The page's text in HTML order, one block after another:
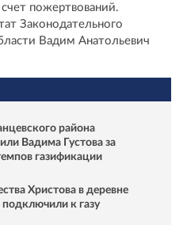
пожертвований.
Законодательного
Вадим Анатольевич
района
Вадима Густова за
газификации
Христова в деревне
к газу